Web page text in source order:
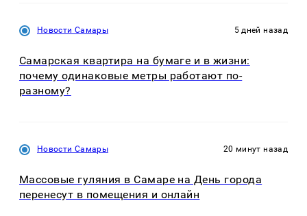
Новости Самары 5 дней назад
Самарская квартира на бумаге и в жизни:
почему одинаковые метры работают по-
разному?
Новости Самары 20 минут назад
Массовые гуляния в Самаре на День города
перенесут в помещения и онлайн